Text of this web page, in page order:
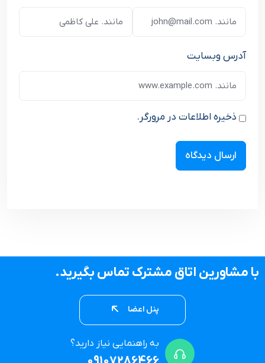
آدرس وبسایت
ذخیره اطلاعات در مرورگر.
با مشاورین اتاق مشترک تماس بگیرید.
پنل اعضا
به راهنمایی نیاز دارید؟